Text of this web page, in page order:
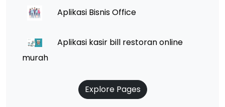
Aplikasi Bisnis Office
Aplikasi kasir bill restoran online
murah
Explore Pages